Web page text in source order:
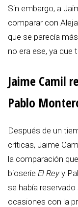
Sin embargo, a
comparar con
que se parecía
no era ese, ya que
Jaime Camil
Pablo
Después de un
críticas, Jaime
la comparación
bioserie El Rey y
se había
ocasiones con la